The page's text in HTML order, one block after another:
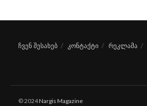
ჩვენ შესახებ კონტაქტი რეკლამა
© 2024Nargis Magazine